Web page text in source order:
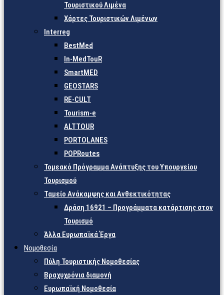
Τουριστικού Λιμένα
Χάρτες Τουριστικών Λιμένων
Interreg
BestMed
In-MedTouR
SmartMED
GEOSTARS
RE-CULT
Tourism-e
ALTTOUR
PORTOLANES
POPRoutes
Τομεακό Πρόγραμμα Ανάπτυξης του Υπουργείου
Τουρισμού
Ταμείο Ανάκαμψης και Ανθεκτικότητας
Δράση 16921 – Προγράμματα κατάρτισης στον
Τουρισμό
Άλλα Ευρωπαϊκά Έργα
Νομοθεσία
Πύλη Τουριστικής Νομοθεσίας
Βραχυχρόνια διαμονή
Ευρωπαϊκή Νομοθεσία